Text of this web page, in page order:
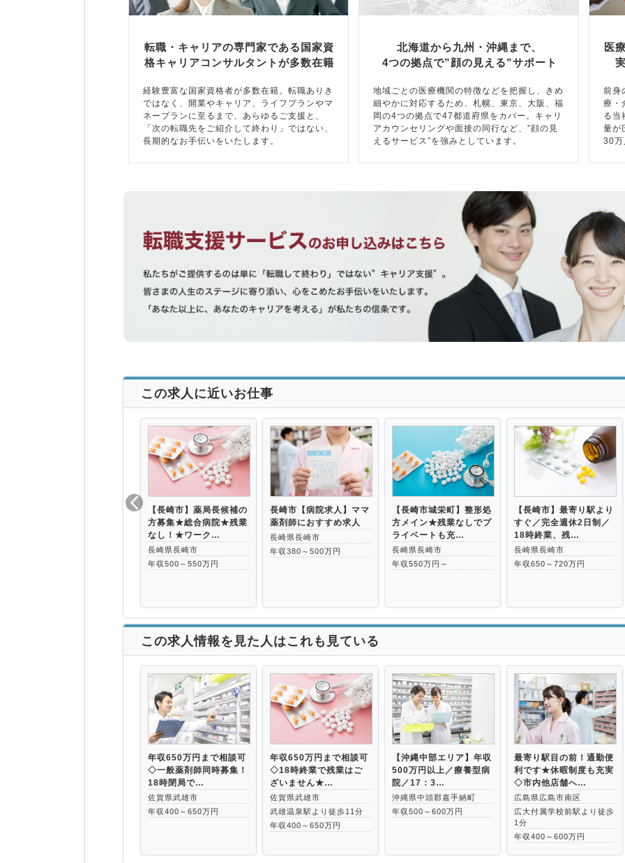
転職・キャリアの専門家である国家資
格キャリアコンサルタントが多数在籍
経験豊富な国家資格者が多数在籍。転職ありき
ではなく、開業やキャリア、ライフプランやマ
ネープランに至るまで、あらゆるご支援と、
「次の転職先をご紹介して終わり」ではない、
長期的なお手伝いをいたします。
北海道から九州・沖縄まで、
4つの拠点で”顔の見える”サポート
地域ごとの医療機関の特徴などを把握し、きめ
細やかに対応するため、札幌、東京、大阪、福
岡の4つの拠点で47都道府県をカバー。キャリ
アカウンセリングや面接の同行など、”顔の見
えるサービス”を強みとしています。
医
前身
療・
る当
量が
30万
この求人に近いお仕事
【長崎市】薬局長候補の
方募集★総合病院★残業
なし！★ワーク…
長崎県長崎市
年収500～550万円
長崎市【病院求人】ママ
薬剤師におすすめ求人
長崎県長崎市
年収380～500万円
【長崎市城栄町】整形処
方メイン★残業なしでプ
ライベートも充…
長崎県長崎市
年収550万円～
【長崎市】最寄り駅より
すぐ／完全週休2日制／
18時終業、残…
長崎県長崎市
年収650～720万円
この求人情報を見た人はこれも見ている
年収650万円まで相談可
◇一般薬剤師同時募集！
18時閉局で…
佐賀県武雄市
年収400～650万円
年収650万円まで相談可
◇18時終業で残業はご
ざいません★…
佐賀県武雄市
武雄温泉駅より徒歩11分
年収400～650万円
【沖縄中部エリア】年収
500万円以上／療養型病
院／17：3…
沖縄県中頭郡嘉手納町
年収500～600万円
最寄り駅目の前！通勤便
利です★休暇制度も充実
◇市内他店舗へ…
広島県広島市南区
広大付属学校前駅より徒歩
1分
年収400～600万円